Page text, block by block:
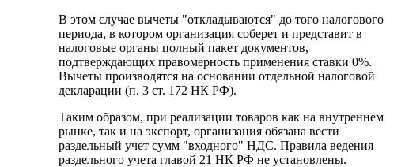
В этом случае вычеты "откладываются" до того налогового
периода, в котором организация соберет и представит в
налоговые органы полный пакет документов,
подтверждающих правомерность применения ставки 0%.
Вычеты производятся на основании отдельной налоговой
декларации (п. 3 ст. 172 НК РФ).
Таким образом, при реализации товаров как на внутреннем
рынке, так и на экспорт, организация обязана вести
раздельный учет сумм "входного" НДС. Правила ведения
раздельного учета главой 21 НК РФ не установлены.